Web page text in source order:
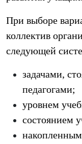
При выборе
коллектив
следующей
задачами,
педагогами;
уровнем
состоянием